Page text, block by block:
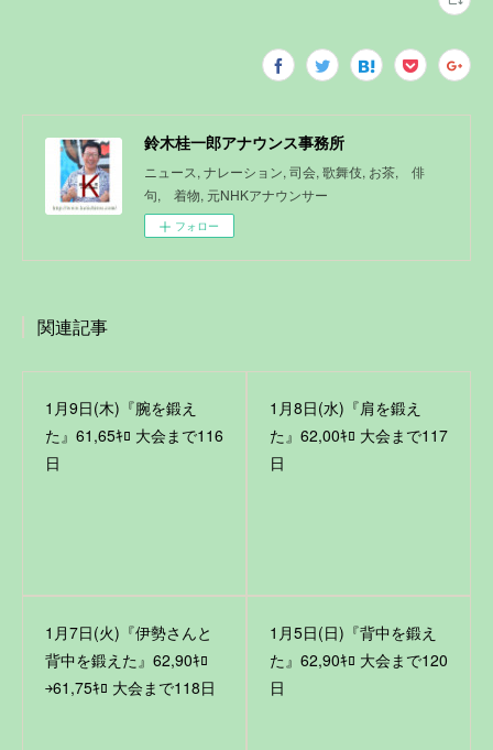
鈴木桂一郎アナウンス事務所
ニュース, ナレーション, 司会, 歌舞伎, お茶, 俳
句, 着物, 元NHKアナウンサー
フォロー
関連記事
1月9日(木)『腕を鍛え
た』61,65ｷﾛ 大会まで116
日
1月8日(水)『肩を鍛え
た』62,00ｷﾛ 大会まで117
日
1月7日(火)『伊勢さんと
背中を鍛えた』62,90ｷﾛ
￫61,75ｷﾛ 大会まで118日
1月5日(日)『背中を鍛え
た』62,90ｷﾛ 大会まで120
日